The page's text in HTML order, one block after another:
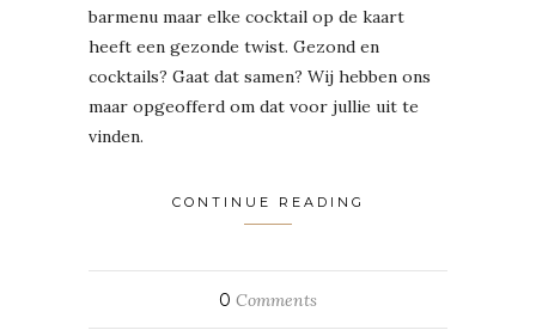
barmenu maar elke cocktail op de kaart
heeft een gezonde twist. Gezond en
cocktails? Gaat dat samen? Wij hebben ons
maar opgeofferd om dat voor jullie uit te
vinden.
CONTINUE READING
0 Comments